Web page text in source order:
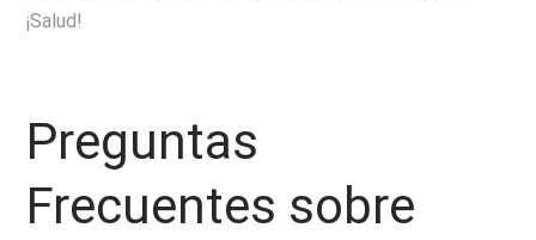
¡Salud!
Preguntas
Frecuentes sobre